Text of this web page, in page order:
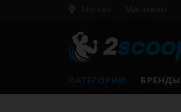
Магазины
КАТЕГОРИИ БРЕНДЫ